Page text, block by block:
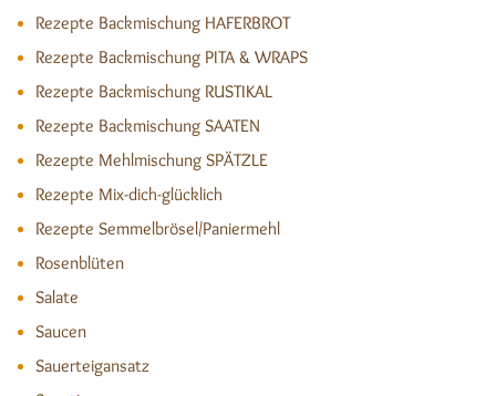
Rezepte Backmischung HAFERBROT
Rezepte Backmischung PITA & WRAPS
Rezepte Backmischung RUSTIKAL
Rezepte Backmischung SAATEN
Rezepte Mehlmischung SPÄTZLE
Rezepte Mix-dich-glücklich
Rezepte Semmelbrösel/Paniermehl
Rosenblüten
Salate
Saucen
Sauerteigansatz